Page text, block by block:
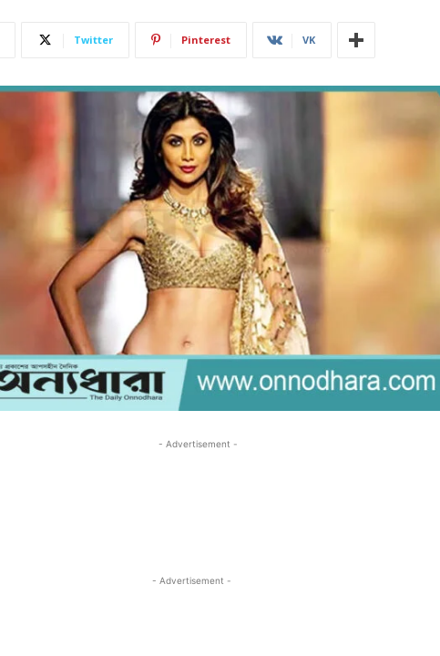
Twitter Pinterest VK
- Advertisement -
- Advertisement -